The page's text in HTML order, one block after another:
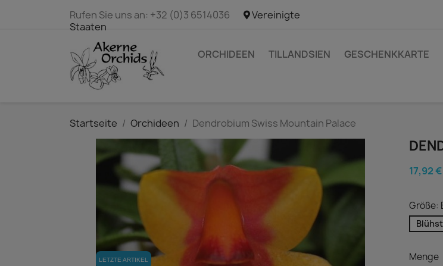
Rufen Sie uns an: +32 (0)3 6514036
Vereinigte
Staaten
ORCHIDEEN TILLANDSIEN GESCHENKKARTE
Startseite Orchideen Dendrobium Swiss Mountain Palace
LETZTE ARTIKEL
17,92 €
Größe:
Menge